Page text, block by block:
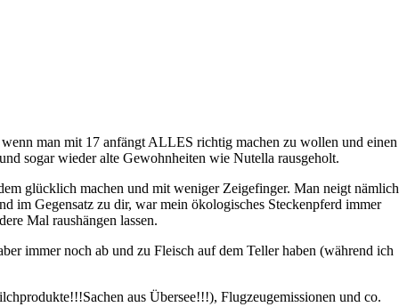
man mit 17 anfängt ALLES richtig machen zu wollen und einen
sogar wieder alte Gewohnheiten wie Nutella rausgeholt.
glücklich machen und mit weniger Zeigefinger. Man neigt nämlich
im Gegensatz zu dir, war mein ökologisches Steckenpferd immer
Mal raushängen lassen.
immer noch ab und zu Fleisch auf dem Teller haben (während ich
aus Übersee!!!), Flugzeugemissionen und co.